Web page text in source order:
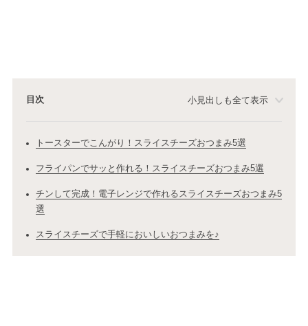
目次 小見出しも全て表示
トースターでこんがり！スライスチーズおつまみ5選
フライパンでサッと作れる！スライスチーズおつまみ5選
チンして完成！電子レンジで作れるスライスチーズおつまみ5
選
スライスチーズで手軽においしいおつまみを♪